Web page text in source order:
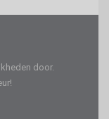
door.